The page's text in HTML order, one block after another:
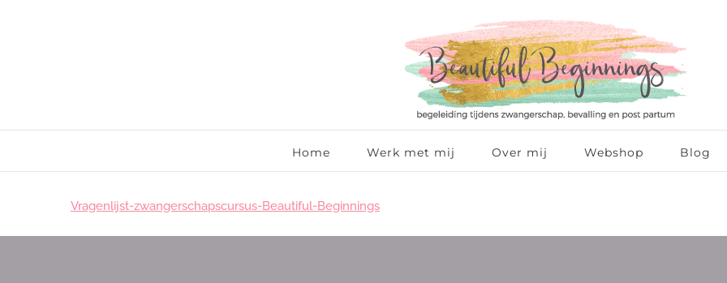
Home Werk met mij Over mij Webshop Blog
Vragenlijst-zwangerschapscursus-Beautiful-Beginnings